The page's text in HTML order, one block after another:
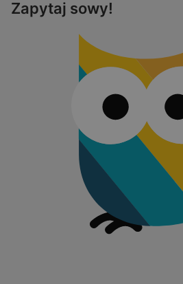
Zapytaj sowy!